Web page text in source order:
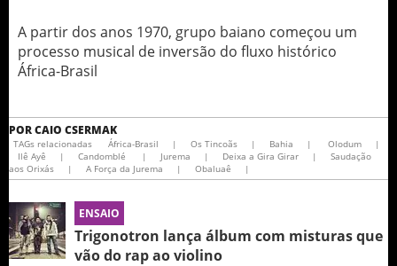
A partir dos anos 1970, grupo baiano começou um
processo musical de inversão do fluxo histórico
África-Brasil
PORCAIO CSERMAK
TAGs relacionadas África-Brasil | Os Tincoãs | Bahia | Olodum
|
Ilê Ayê
| Candomblé | Jurema | Deixa a Gira Girar |
Saudação
aos Orixás
| A Força da Jurema | Obaluaê |
ENSAIO
Trigonotron lança álbum com misturas que
vão do rap ao violino